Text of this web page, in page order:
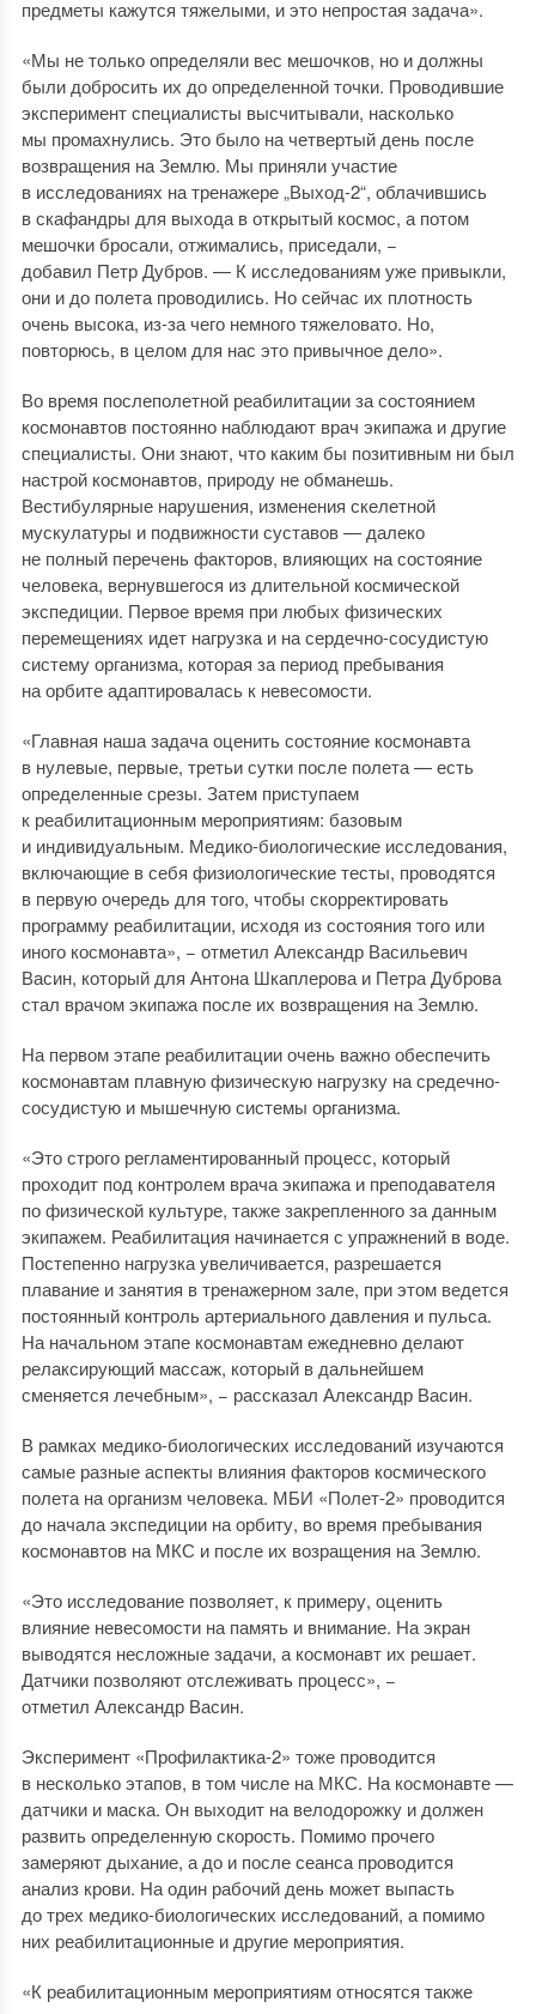
предметы кажутся тяжелыми, и это непростая задача».
«Мы не только определяли вес мешочков, но и должны
были добросить их до определенной точки. Проводившие
эксперимент специалисты высчитывали, насколько
мы промахнулись. Это было на четвертый день после
возвращения на Землю. Мы приняли участие
в исследованиях на тренажере „Выход-2“, облачившись
в скафандры для выхода в открытый космос, а потом
мешочки бросали, отжимались, приседали, −
добавил Петр Дубров. — К исследованиям уже привыкли,
они и до полета проводились. Но сейчас их плотность
очень высока, из-за чего немного тяжеловато. Но,
повторюсь, в целом для нас это привычное дело».
Во время послеполетной реабилитации за состоянием
космонавтов постоянно наблюдают врач экипажа и другие
специалисты. Они знают, что каким бы позитивным ни был
настрой космонавтов, природу не обманешь.
Вестибулярные нарушения, изменения скелетной
мускулатуры и подвижности суставов — далеко
не полный перечень факторов, влияющих на состояние
человека, вернувшегося из длительной космической
экспедиции. Первое время при любых физических
перемещениях идет нагрузка и на сердечно-сосудистую
систему организма, которая за период пребывания
на орбите адаптировалась к невесомости.
«Главная наша задача оценить состояние космонавта
в нулевые, первые, третьи сутки после полета — есть
определенные срезы. Затем приступаем
к реабилитационным мероприятиям: базовым
и индивидуальным. Медико-биологические исследования,
включающие в себя физиологические тесты, проводятся
в первую очередь для того, чтобы скорректировать
программу реабилитации, исходя из состояния того или
иного космонавта», − отметил Александр Васильевич
Васин, который для Антона Шкаплерова и Петра Дуброва
стал врачом экипажа после их возвращения на Землю.
На первом этапе реабилитации очень важно обеспечить
космонавтам плавную физическую нагрузку на средечно-
сосудистую и мышечную системы организма.
«Это строго регламентированный процесс, который
проходит под контролем врача экипажа и преподавателя
по физической культуре, также закрепленного за данным
экипажем. Реабилитация начинается с упражнений в воде.
Постепенно нагрузка увеличивается, разрешается
плавание и занятия в тренажерном зале, при этом ведется
постоянный контроль артериального давления и пульса.
На начальном этапе космонавтам ежедневно делают
релаксирующий массаж, который в дальнейшем
сменяется лечебным», − рассказал Александр Васин.
В рамках медико-биологических исследований изучаются
самые разные аспекты влияния факторов космического
полета на организм человека. МБИ «Полет-2» проводится
до начала экспедиции на орбиту, во время пребывания
космонавтов на МКС и после их возращения на Землю.
«Это исследование позволяет, к примеру, оценить
влияние невесомости на память и внимание. На экран
выводятся несложные задачи, а космонавт их решает.
Датчики позволяют отслеживать процесс», −
отметил Александр Васин.
Эксперимент «Профилактика-2» тоже проводится
в несколько этапов, в том числе на МКС. На космонавте —
датчики и маска. Он выходит на велодорожку и должен
развить определенную скорость. Помимо прочего
замеряют дыхание, а до и после сеанса проводится
анализ крови. На один рабочий день может выпасть
до трех медико-биологических исследований, а помимо
них реабилитационные и другие мероприятия.
«К реабилитационным мероприятиям относятся также